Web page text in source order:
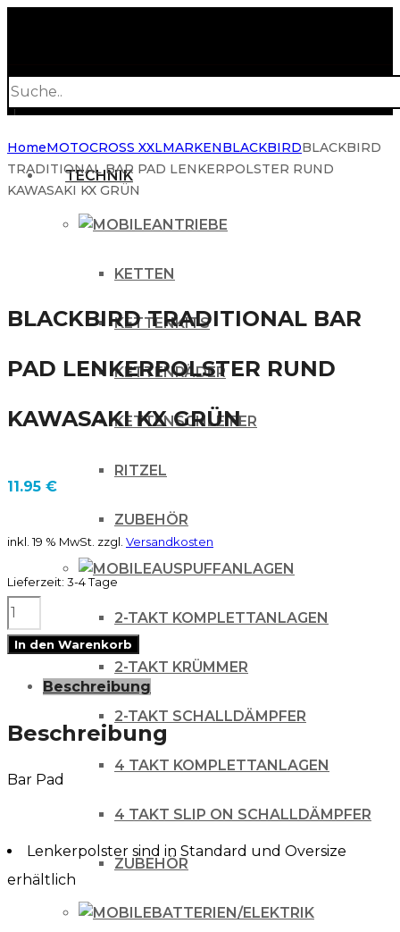
search
TECHNIK
ANTRIEBE
KETTEN
KETTENKITS
KETTENRÄDER
KETTENSCHLEIFER
RITZEL
ZUBEHÖR
AUSPUFFANLAGEN
2-TAKT KOMPLETTANLAGEN
2-TAKT KRÜMMER
2-TAKT SCHALLDÄMPFER
4 TAKT KOMPLETTANLAGEN
4 TAKT SLIP ON SCHALLDÄMPFER
ZUBEHÖR
BATTERIEN/ELEKTRIK
HomeMOTOCROSS XXLMARKENBLACKBIRDBLACKBIRD
TRADITIONAL BAR PAD LENKERPOLSTER RUND
KAWASAKI KX GRÜN
BLACKBIRD TRADITIONAL BAR
PAD LENKERPOLSTER RUND
KAWASAKI KX GRÜN
11.95 €
inkl. 19 % MwSt. zzgl. Versandkosten
Lieferzeit: 3-4 Tage
BLACKBIRD
TRADITIONAL
LENKERPOLSTER
KAWASAKI
In den Warenkorb
Beschreibung
Beschreibung
Bar Pad
Lenkerpolster sind in Standard und Oversize
erhältlich